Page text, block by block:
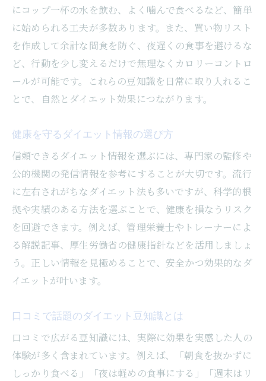
にコップ一杯の水を飲む、よく噛んで食べるなど、簡単
に始められる工夫が多数あります。また、買い物リスト
を作成して余計な間食を防ぐ、夜遅くの食事を避けるな
ど、行動を少し変えるだけで無理なくカロリーコントロ
ールが可能です。これらの豆知識を日常に取り入れるこ
とで、自然とダイエット効果につながります。
健康を守るダイエット情報の選び方
信頼できるダイエット情報を選ぶには、専門家の監修や
公的機関の発信情報を参考にすることが大切です。流行
に左右されがちなダイエット法も多いですが、科学的根
拠や実績のある方法を選ぶことで、健康を損なうリスク
を回避できます。例えば、管理栄養士やトレーナーによ
る解説記事、厚生労働省の健康指針などを活用しましょ
う。正しい情報を見極めることで、安全かつ効果的なダ
イエットが叶います。
口コミで話題のダイエット豆知識とは
口コミで広がる豆知識には、実際に効果を実感した人の
体験が多く含まれています。例えば、「朝食を抜かずに
しっかり食べる」「夜は軽めの食事にする」「週末はリ